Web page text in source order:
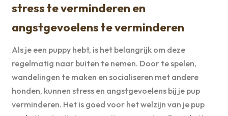
stress te verminderen en
angstgevoelens te verminderen
Als je een puppy hebt, is het belangrijk om deze
regelmatig naar buiten te nemen. Door te spelen,
wandelingen te maken en socialiseren met andere
honden, kunnen stress en angstgevoelens bij je pup
verminderen. Het is goed voor het welzijn van je pup